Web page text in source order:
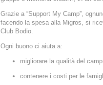
Grazie a “Support My Camp”,
facendo la spesa alla Migros, si
Club Bodio.
Ogni buono ci aiuta a:
migliorare la qualità del camp
contenere i costi per le